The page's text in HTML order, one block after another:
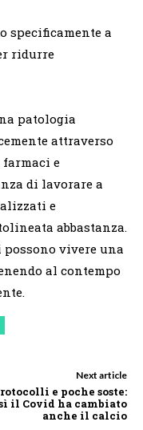
specificamente a
ridurre
patologia
attraverso
e
di lavorare a
e
abbastanza.
vivere una
al contempo
Next article
e poche soste:
il Covid ha cambiato
anche il calcio